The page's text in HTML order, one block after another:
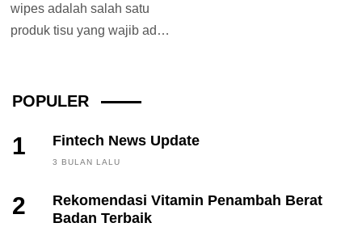
wipes adalah salah satu
produk tisu yang wajib ada
POPULER
1 Fintech News Update
3 BULAN LALU
2
Rekomendasi Vitamin Penambah Berat
Badan Terbaik